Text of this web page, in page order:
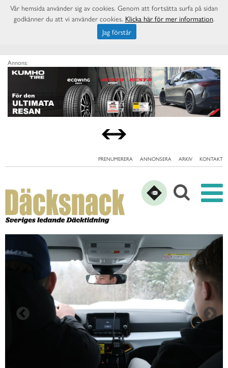
Annons:
PRENUMERERA ANNONSERA ARKIV KONTAKT
Vår hemsida använder sig av cookies. Genom att fortsätta surfa på sidan
godkänner du att vi använder cookies. Klicka här för mer information.
Jag förstår